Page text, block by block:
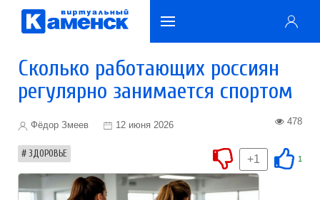
Сколько работающих россиян
регулярно занимается спортом
Фёдор Змеев 12 июня 2026 478
ЗДОРОВЬЕ 1
+1